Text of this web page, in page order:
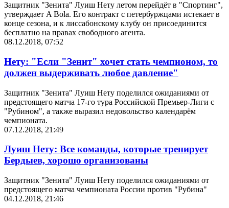
Защитник "Зенита" Луиш Нету летом перейдёт в "Спортинг",
утверждает A Bola. Его контракт с петербуржцами истекает в
конце сезона, и к лиссабонскому клубу он присоединится
бесплатно на правах свободного агента.
08.12.2018, 07:52
Нету: "Если "Зенит" хочет стать чемпионом, то
должен выдерживать любое давление"
Защитник "Зенита" Луиш Нету поделился ожиданиями от
предстоящего матча 17-го тура Российской Премьер-Лиги с
"Рубином", а также выразил недовольство календарём
чемпионата.
07.12.2018, 21:49
Луиш Нету: Все команды, которые тренирует
Бердыев, хорошо организованы
Защитник "Зенита" Луиш Нету поделился ожиданиями от
предстоящего матча чемпионата России против "Рубина"
04.12.2018, 21:46